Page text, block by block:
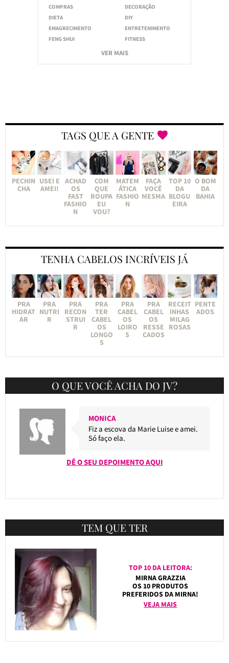
COMPRAS
DECORAÇÃO
DIETA
DIY
EMAGRECIMENTO
ENTRETENIMENTO
FENG SHUI
FITNESS
VER MAIS
TAGS QUE A GENTE
PECHIN
CHA
USEI E
AMEI!
ACHAD
OS
FAST
FASHIO
N
COM
QUE
ROUPA
EU
VOU?
MATEM
ÁTICA
FASHIO
N
FAÇA
VOCÊ
MESMA
TOP 10
DA
BLOGU
EIRA
O BOM
DA
BAHIA
TENHA CABELOS INCRÍVEIS JÁ
PRA
HIDRAT
AR
PRA
NUTRI
R
PRA
RECON
STRUI
R
PRA
TER
CABEL
OS
LONGO
S
PRA
CABEL
OS
LOIRO
S
PRA
CABEL
OS
RESSE
CADOS
RECEIT
INHAS
MILAG
ROSAS
PENTE
ADOS
O QUE VOCÊ ACHA DO JV?
MONICA
Fiz a escova da Marie Luise e amei.
Só faço ela.
DÊ O SEU DEPOIMENTO AQUI
TEM QUE TER
TOP 10 DA LEITORA:
MIRNA GRAZZIA
OS 10 PRODUTOS
PREFERIDOS DA MIRNA!
VEJA MAIS